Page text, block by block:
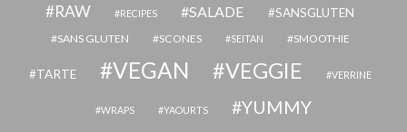
RAW RECIPES SALADE SANSGLUTEN
SANS GLUTEN SCONES SEITAN SMOOTHIE
TARTE VEGAN VEGGIE VERRINE
WRAPS YAOURTS YUMMY